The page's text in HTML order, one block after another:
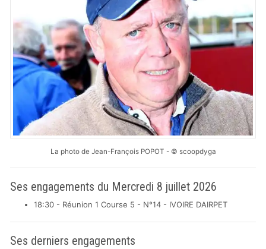
La photo de Jean-François POPOT - © scoopdyga
Ses engagements du Mercredi 8 juillet 2026
18:30 - Réunion 1 Course 5 - N°14 - IVOIRE DAIRPET
Ses derniers engagements